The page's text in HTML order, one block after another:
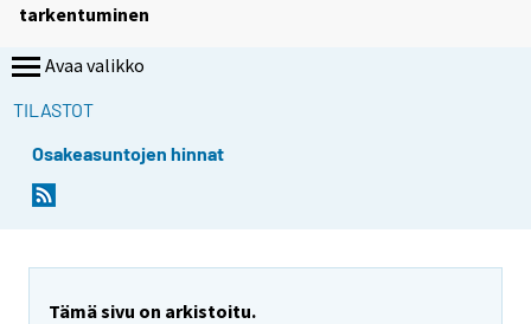
tarkentuminen
Avaa valikko
TILASTOT
Osakeasuntojen hinnat
Tämä sivu on arkistoitu.